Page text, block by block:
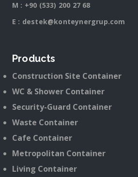
M : +90 (533) 200 27 68
E : destek@konteynergrup.com
Products
Construction Site Container
WC & Shower Container
Security-Guard Container
Waste Container
Cafe Container
Metropolitan Container
Living Container